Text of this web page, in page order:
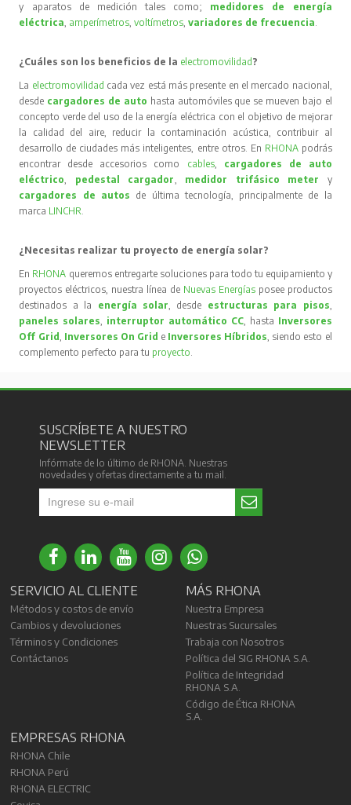
y aparatos de medición tales como; medidores de energía
eléctrica, amperímetros,voltímetros,variadores de frecuencia.
¿Cuáles son los beneficios de la electromovilidad ?
La electromovilidad cada vez está más presente en el mercado nacional,
desde cargadores de auto hasta automóviles que se mueven bajo el
concepto verde del uso de la energía eléctrica con el objetivo de mejorar
la calidad del aire, reducir la contaminación acústica, contribuir al
desarrollo de ciudades más inteligentes, entre otros. En RHONA podrás
encontrar desde accesorios como cables, cargadores de auto
eléctrico, pedestal cargador, medidor trifásico meter
y
cargadores de autos de última tecnología, principalmente de la
marca LINCHR.
¿Necesitas realizar tu proyecto de energía solar?
En RHONA queremos entregarte soluciones para todo tu equipamiento y
proyectos eléctricos, nuestra línea de Nuevas Energíasposee productos
destinados a la energía solar, desde estructuras para pisos,
paneles solares, interruptor automático CC, hasta Inversores
Off Grid, Inversores On Grid e Inversores Híbridos, siendo esto el
complemento perfecto para tu proyecto.
SUSCRÍBETE A NUESTRO
NEWSLETTER
Infórmate de lo último de RHONA. Nuestras
novedades y ofertas directamente a tu mail.
SERVICIO AL CLIENTE
Métodos y costos de envío
Cambios y devoluciones
Términos y Condiciones
Contáctanos
MÁS RHONA
Nuestra Empresa
Nuestras Sucursales
Trabaja con Nosotros
Política del SIG RHONA S.A.
Política de Integridad
RHONA S.A.
Código de Ética RHONA
S.A.
EMPRESAS RHONA
RHONA Chile
RHONA Perú
RHONA ELECTRIC